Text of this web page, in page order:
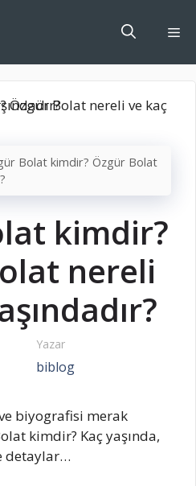
Bolat kimdir? Özgür Bolat
kimdir?
nereli
Yazar
biblog
biyografisi merak
kimdir? Kaç yaşında,
detaylar…